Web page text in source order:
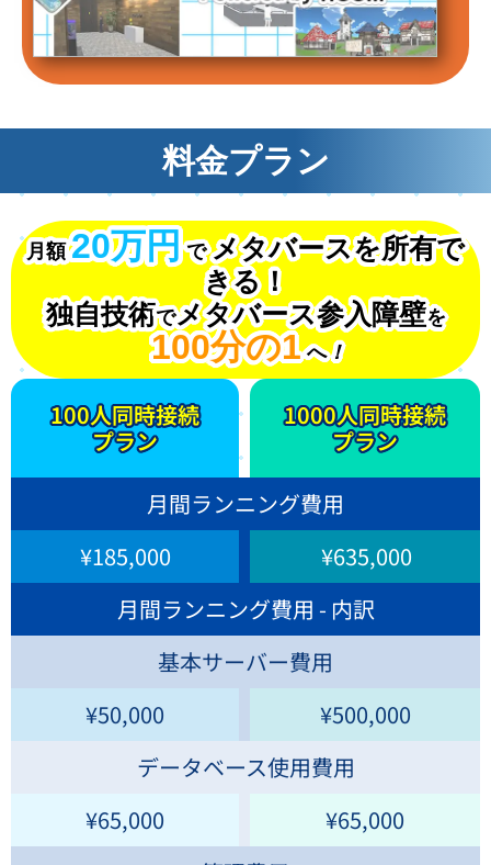
料金プラン
月額 20万円 で メタバースを所有で
きる！
独自技術でメタバース参入障壁を
100分の1 へ！
100人同時接続
プラン
1000人同時接続
プラン
月間ランニング費用
¥185,000
¥635,000
月間ランニング費用 - 内訳
基本サーバー費用
¥50,000
¥500,000
データベース使用費用
¥65,000
¥65,000